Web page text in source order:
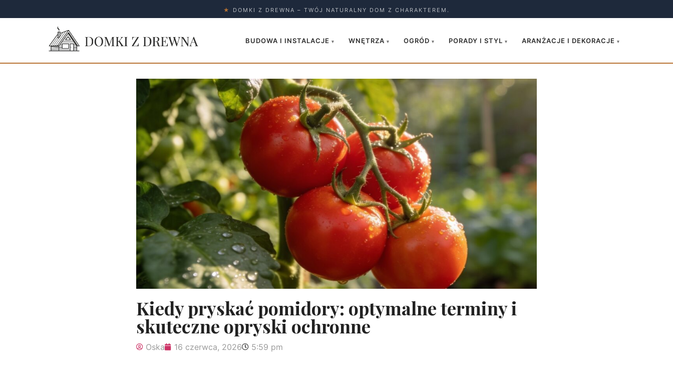
★ DOMKI Z DREWNA – TWÓJ NATURALNY DOM Z CHARAKTEREM.
BUDOWA I INSTALACJE ▾ WNĘTRZA ▾ OGRÓD ▾ PORADY I STYL ▾ ARANŻACJE I DEKORACJE ▾
Kiedy pryskać pomidory: optymalne terminy i
skuteczne opryski ochronne
Oska 16 czerwca, 2026 5:59 pm